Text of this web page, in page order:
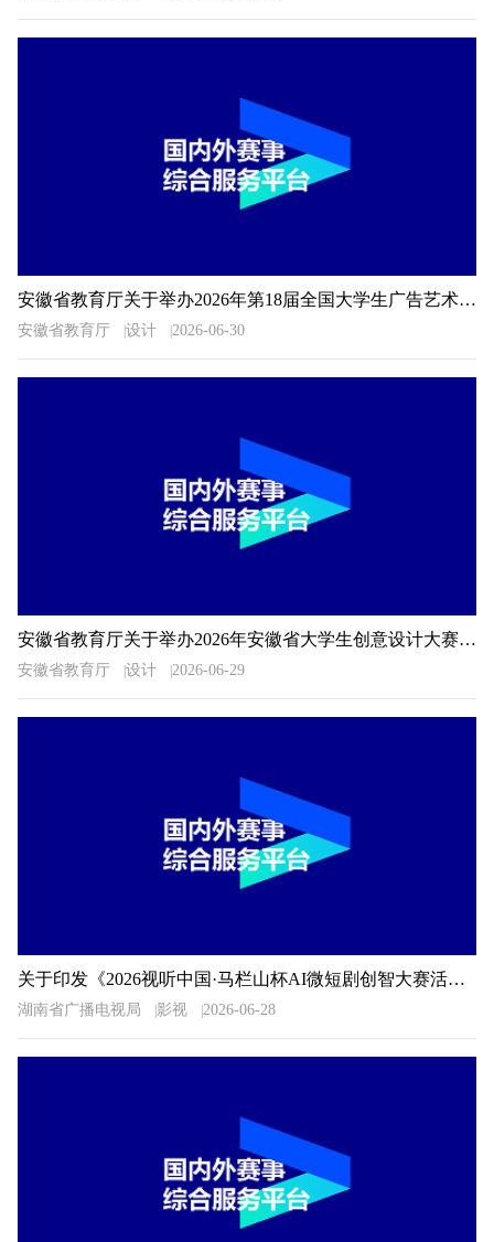
安徽省教育厅关于举办2026年第18届全国大学生广告艺术大赛安徽赛区比赛的通知
安徽省教育厅 设计 2026-06-30
安徽省教育厅关于举办2026年安徽省大学生创意设计大赛的通知
安徽省教育厅 设计 2026-06-29
关于印发《2026视听中国·马栏山杯AI微短剧创智大赛活动方案》的通知
湖南省广播电视局 影视 2026-06-28